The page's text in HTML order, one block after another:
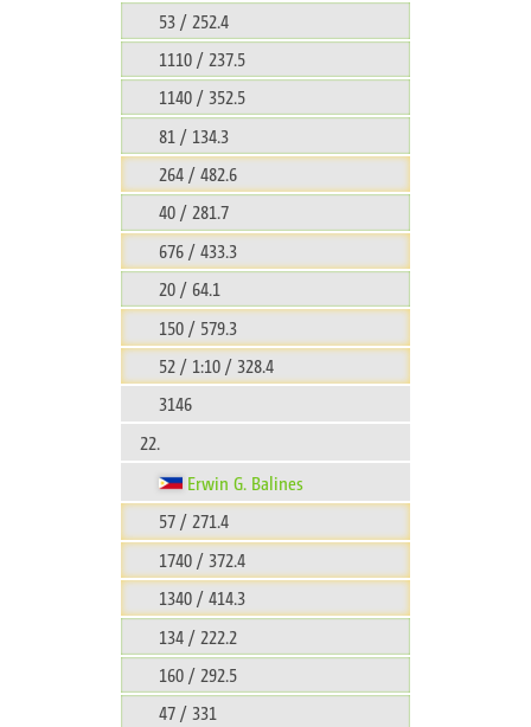
53 / 252.4
1110 / 237.5
1140 / 352.5
81 / 134.3
264 / 482.6
40 / 281.7
676 / 433.3
20 / 64.1
150 / 579.3
52 / 1:10 / 328.4
3146
22.
Erwin G. Balines
57 / 271.4
1740 / 372.4
1340 / 414.3
134 / 222.2
160 / 292.5
47 / 331